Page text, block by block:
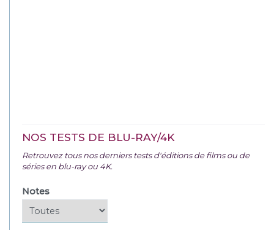
NOS TESTS DE BLU-RAY/4K
Retrouvez tous nos derniers tests d'éditions de films ou de
séries en blu-ray ou 4K.
Notes